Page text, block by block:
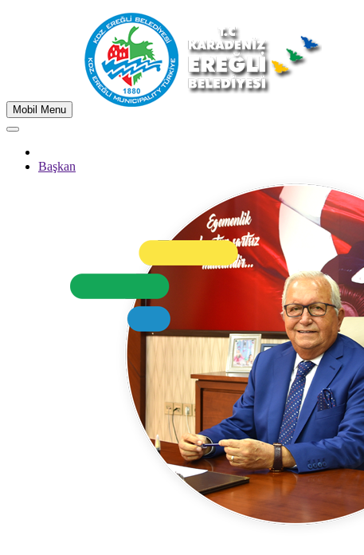
Mobil Menu
Başkan